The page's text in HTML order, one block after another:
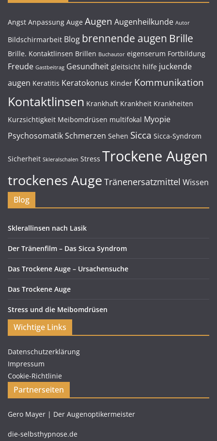
Angst Anpassung Auge Augen Augenheilkunde Autor
Bildschirmarbeit Blog brennende augen Brille
Brille. Kontaktlinsen Brillen Buchautor eigenserum Fortbildung
Freude Gastbeitrag Gesundheit gleitsicht hilfe juckende
augen Keratitis Keratokonus Kinder Kommunikation
Kontaktlinsen Krankhaft Krankheit Krankheiten
Kurzsichtigkeit Meibomdrüsen multifokal Myopie
PsychosomatikSchmerzen Sehen Sicca Sicca-Syndrom
Sicherheit Skleralschalen Stress Trockene Augen
trockenes Auge Tränenersatzmittel Wissen
Blog
Sklerallinsen nach Lasik
Der Tränenfilm – Das Sicca Syndrom
Das Trockene Auge – Ursachensuche
Das Trockene Auge
Stress und die Meibomdrüsen
Wichtige Links
Datenschutzerklärung
Impressum
Cookie-Richtlinie
Partnerseiten
Gero Mayer | Der Augenoptikermeister
die-selbsthypnose.de